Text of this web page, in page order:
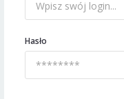
Hasło